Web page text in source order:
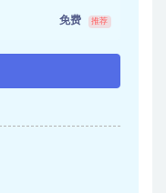
免费 推荐